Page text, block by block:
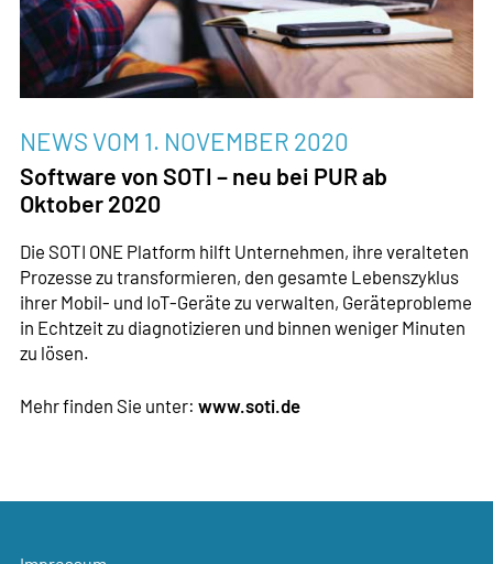
NEWS VOM 1. NOVEMBER 2020
Software von SOTI – neu bei PUR ab
Oktober 2020
Die SOTI ONE Platform hilft Unternehmen, ihre veralteten
Prozesse zu transformieren, den gesamte Lebenszyklus
ihrer Mobil- und IoT-Geräte zu verwalten, Geräteprobleme
in Echtzeit zu diagnotizieren und binnen weniger Minuten
zu lösen.
Mehr finden Sie unter: www.soti.de